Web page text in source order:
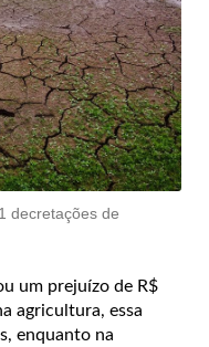
decretações de
um prejuízo de R$
agricultura, essa
enquanto na